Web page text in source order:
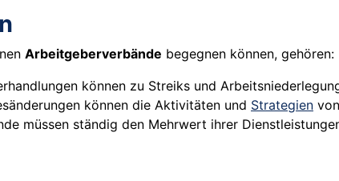
Arbeitgeberverbände begegnen können, gehören:
können zu Streiks und
können die Aktivitäten und Strategien
müssen ständig den Mehrwert ihrer